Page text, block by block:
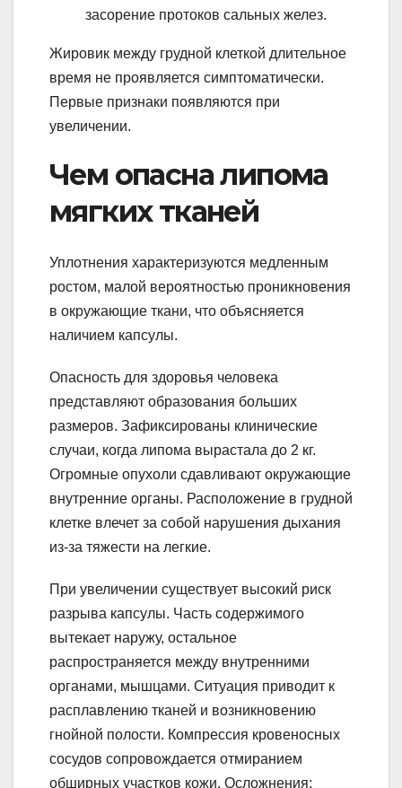
засорение протоков сальных желез.
Жировик между грудной клеткой длительное
время не проявляется симптоматически.
Первые признаки появляются при
увеличении.
Чем опасна липома
мягких тканей
Уплотнения характеризуются медленным
ростом, малой вероятностью проникновения
в окружающие ткани, что объясняется
наличием капсулы.
Опасность для здоровья человека
представляют образования больших
размеров. Зафиксированы клинические
случаи, когда липома вырастала до 2 кг.
Огромные опухоли сдавливают окружающие
внутренние органы. Расположение в грудной
клетке влечет за собой нарушения дыхания
из-за тяжести на легкие.
При увеличении существует высокий риск
разрыва капсулы. Часть содержимого
вытекает наружу, остальное
распространяется между внутренними
органами, мышцами. Ситуация приводит к
расплавлению тканей и возникновению
гнойной полости. Компрессия кровеносных
сосудов сопровождается отмиранием
обширных участков кожи. Осложнения: